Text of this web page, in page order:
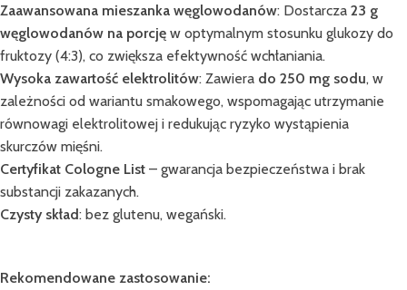
Zaawansowana mieszanka węglowodanów: Dostarcza 23 g
węglowodanów na porcję w optymalnym stosunku glukozy do
fruktozy (4:3), co zwiększa efektywność wchłaniania.
Wysoka zawartość elektrolitów: Zawiera do 250 mg sodu, w
zależności od wariantu smakowego, wspomagając utrzymanie
równowagi elektrolitowej i redukując ryzyko wystąpienia
skurczów mięśni.
Certyfikat Cologne List – gwarancja bezpieczeństwa i brak
substancji zakazanych.
Czysty skład: bez glutenu, wegański.
Rekomendowane zastosowanie: